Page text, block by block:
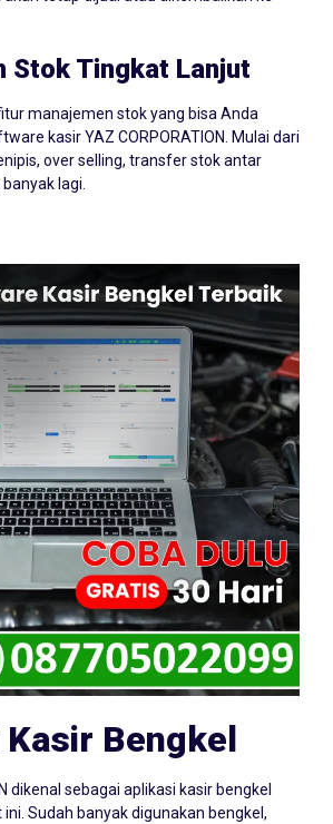
Stok Tingkat Lanjut
manajemen stok yang bisa Anda
kasir YAZ CORPORATION. Mulai dari
over selling, transfer stok antar
lagi.
Bengkel
dikenal sebagai aplikasi kasir bengkel
Sudah banyak digunakan bengkel,